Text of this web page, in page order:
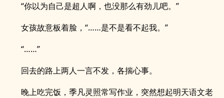
“你以为自己是超人啊，也没那么有劲儿吧。”
女孩故意板着脸，“……是不是看不起我。”
“……”
回去的路上两人一言不发，各揣心事。
晚上吃完饭，季凡灵照常写作业，突然想起明天语文老